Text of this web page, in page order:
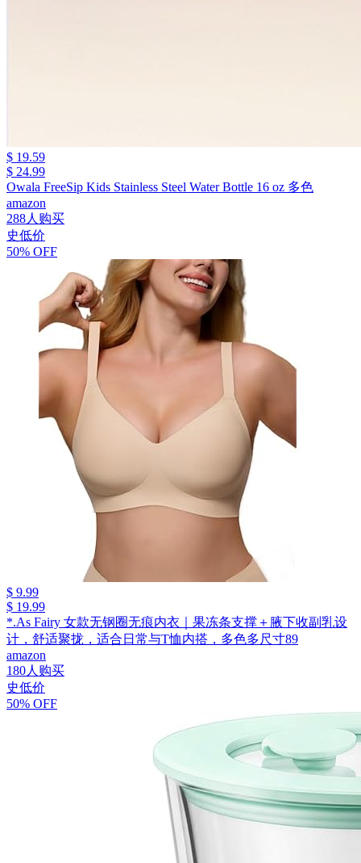
$ 19.59
$ 24.99
Owala FreeSip Kids Stainless Steel Water Bottle 16 oz 多色
amazon
288人购买
史低价
50% OFF
$ 9.99
$ 19.99
*.As Fairy 女款无钢圈无痕内衣｜果冻条支撑＋腋下收副乳设
计，舒适聚拢，适合日常与T恤内搭，多色多尺寸89
amazon
180人购买
史低价
50% OFF